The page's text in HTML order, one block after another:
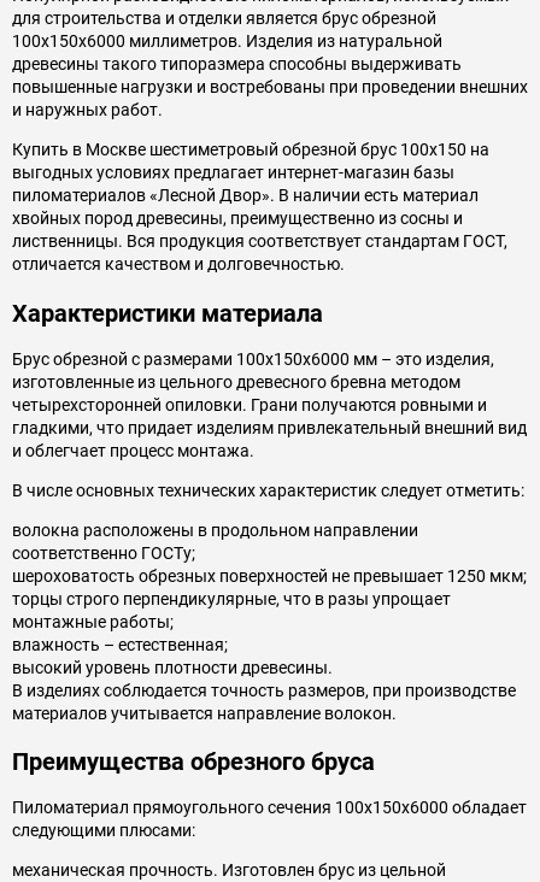
для строительства и отделки является брус обрезной
100х150х6000 миллиметров. Изделия из натуральной
древесины такого типоразмера способны выдерживать
повышенные нагрузки и востребованы при проведении внешних
и наружных работ.
Купить в Москве шестиметровый обрезной брус 100х150 на
выгодных условиях предлагает интернет-магазин базы
пиломатериалов «Лесной Двор». В наличии есть материал
хвойных пород древесины, преимущественно из сосны и
лиственницы. Вся продукция соответствует стандартам ГОСТ,
отличается качеством и долговечностью.
Характеристики материала
Брус обрезной с размерами 100х150х6000 мм – это изделия,
изготовленные из цельного древесного бревна методом
четырехсторонней опиловки. Грани получаются ровными и
гладкими, что придает изделиям привлекательный внешний вид
и облегчает процесс монтажа.
В числе основных технических характеристик следует отметить:
волокна расположены в продольном направлении
соответственно ГОСТу;
шероховатость обрезных поверхностей не превышает 1250 мкм;
торцы строго перпендикулярные, что в разы упрощает
монтажные работы;
влажность – естественная;
высокий уровень плотности древесины.
В изделиях соблюдается точность размеров, при производстве
материалов учитывается направление волокон.
Преимущества обрезного бруса
Пиломатериал прямоугольного сечения 100х150х6000 обладает
следующими плюсами:
механическая прочность. Изготовлен брус из цельной